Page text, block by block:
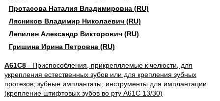
Протасова Наталия Владимировна (RU)
Лясников Владимир Николаевич (RU)
Лепилин Александр Викторович (RU)
Гришина Ирина Петровна (RU)
A61C8- Приспособления, прикрепляемые к челюсти, для
укрепления естественных зубов или для крепления зубных
протезов; зубные имплантаты; инструменты для имплантации
(крепление штифтовых зубов во рту A61C 13/30)